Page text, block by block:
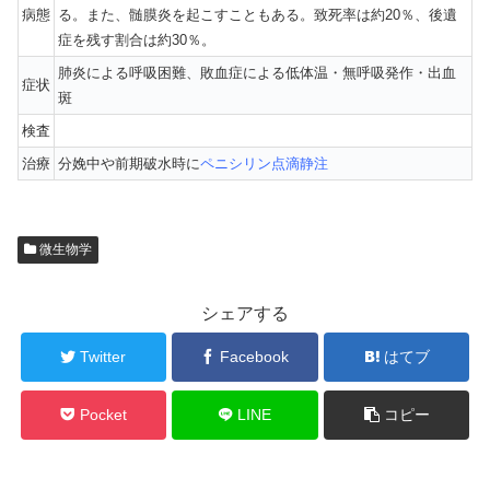
病態 る。また、髄膜炎を起こすこともある。致死率は約20％、後遺
症を残す割合は約30％。
症状
肺炎による呼吸困難、敗血症による低体温・無呼吸発作・出血
斑
検査
治療 分娩中や前期破水時にペニシリン点滴静注
微生物学
シェアする
Twitter Facebook はてブ
Pocket LINE コピー